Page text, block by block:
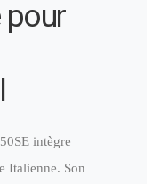
intègre
Italienne. Son